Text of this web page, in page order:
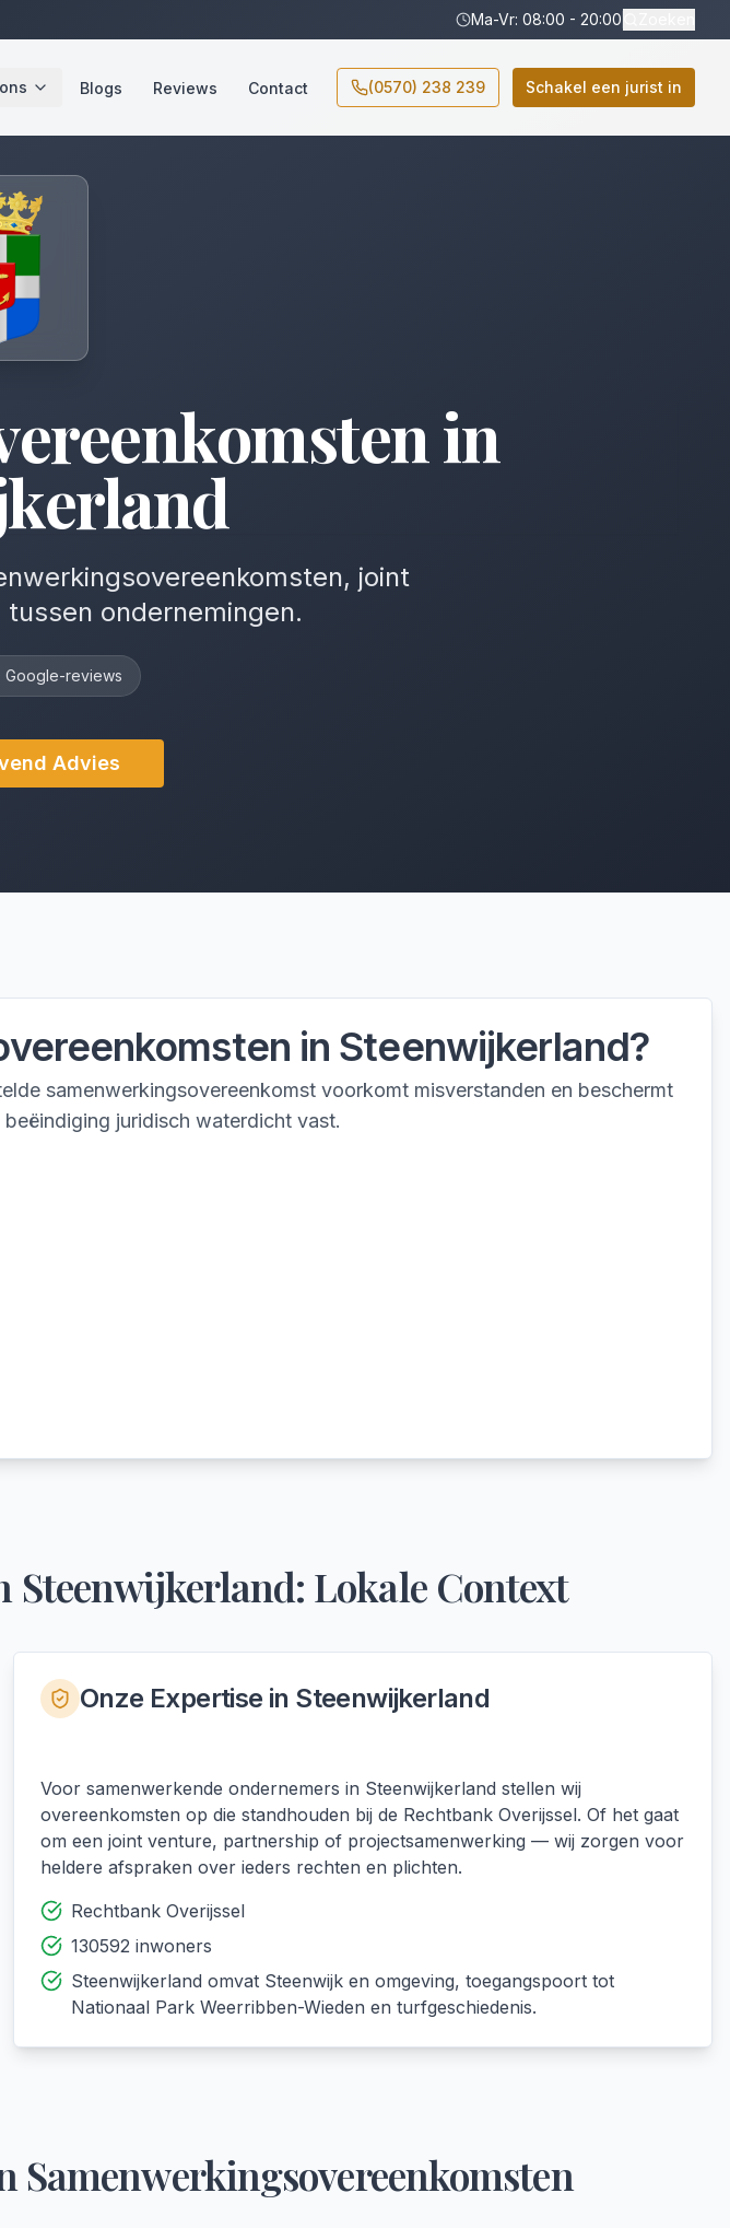
Ma-Vr: 08:00 - 20:00
Blogs Reviews Contact (0570) 238 239 Schakel een jurist in
in
joint
ondernemingen.
Google-reviews
Advies
in Steenwijkerland?
samenwerkingsovereenkomst voorkomt misverstanden en beschermt
juridisch waterdicht vast.
Steenwijkerland: Lokale Context
Onze Expertise in Steenwijkerland
Voor samenwerkende ondernemers in Steenwijkerland stellen wij
overeenkomsten op die standhouden bij de Rechtbank Overijssel. Of het gaat
om een joint venture, partnership of projectsamenwerking — wij zorgen voor
heldere afspraken over ieders rechten en plichten.
Rechtbank Overijssel
130592 inwoners
Steenwijkerland omvat Steenwijk en omgeving, toegangspoort tot
Nationaal Park Weerribben-Wieden en turfgeschiedenis.
Samenwerkingsovereenkomsten